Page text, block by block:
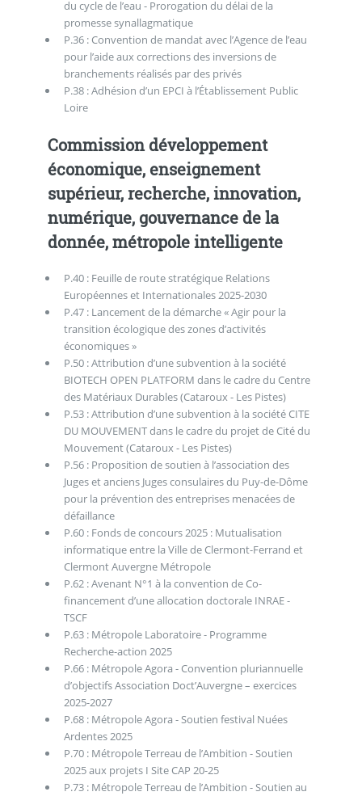
du cycle de l’eau - Prorogation du délai de la
promesse synallagmatique
P.36 : Convention de mandat avec l’Agence de l’eau
pour l’aide aux corrections des inversions de
branchements réalisés par des privés
P.38 : Adhésion d’un EPCI à l’Établissement Public
Loire
Commission développement
économique, enseignement
supérieur, recherche, innovation,
numérique, gouvernance de la
donnée, métropole intelligente
P.40 : Feuille de route stratégique Relations
Européennes et Internationales 2025-2030
P.47 : Lancement de la démarche « Agir pour la
transition écologique des zones d’activités
économiques »
P.50 : Attribution d’une subvention à la société
BIOTECH OPEN PLATFORM dans le cadre du Centre
des Matériaux Durables (Cataroux - Les Pistes)
P.53 : Attribution d’une subvention à la société CITE
DU MOUVEMENT dans le cadre du projet de Cité du
Mouvement (Cataroux - Les Pistes)
P.56 : Proposition de soutien à l’association des
Juges et anciens Juges consulaires du Puy-de-Dôme
pour la prévention des entreprises menacées de
défaillance
P.60 : Fonds de concours 2025 : Mutualisation
informatique entre la Ville de Clermont-Ferrand et
Clermont Auvergne Métropole
P.62 : Avenant N°1 à la convention de Co-
financement d’une allocation doctorale INRAE -
TSCF
P.63 : Métropole Laboratoire - Programme
Recherche-action 2025
P.66 : Métropole Agora - Convention pluriannuelle
d’objectifs Association Doct’Auvergne – exercices
2025-2027
P.68 : Métropole Agora - Soutien festival Nuées
Ardentes 2025
P.70 : Métropole Terreau de l’Ambition - Soutien
2025 aux projets I Site CAP 20-25
P.73 : Métropole Terreau de l’Ambition - Soutien au